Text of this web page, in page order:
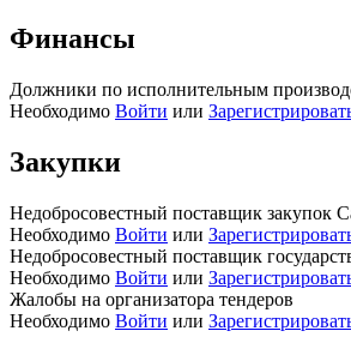
Финансы
Должники по исполнительным
Необходимо Войти или
Закупки
Недобросовестный поставщик закупок
Необходимо Войти или
Недобросовестный поставщик
Необходимо Войти или
Жалобы на организатора тендеров
Необходимо Войти или